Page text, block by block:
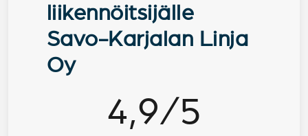
4,9/5
liikennöitsijälle
Savo-Karjalan Linja
Oy